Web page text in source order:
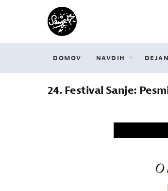
DOMOV NAVDIH
24. Festival Sanje: